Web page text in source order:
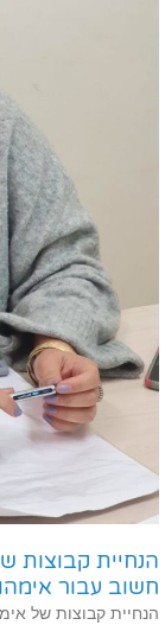
הנחיית קבוצות
חשוב עבור
הנחיית קבוצות של